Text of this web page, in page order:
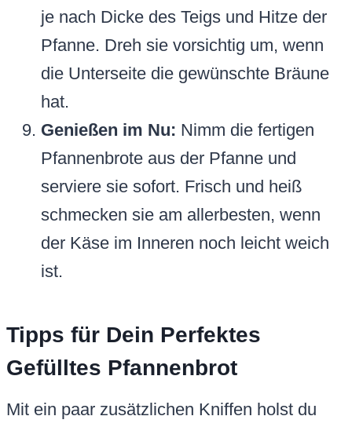
je nach Dicke des Teigs und Hitze der
Pfanne. Dreh sie vorsichtig um, wenn
die Unterseite die gewünschte Bräune
hat.
Genießen im Nu: Nimm die fertigen
Pfannenbrote aus der Pfanne und
serviere sie sofort. Frisch und heiß
schmecken sie am allerbesten, wenn
der Käse im Inneren noch leicht weich
ist.
Tipps für Dein Perfektes
Gefülltes Pfannenbrot
Mit ein paar zusätzlichen Kniffen holst du